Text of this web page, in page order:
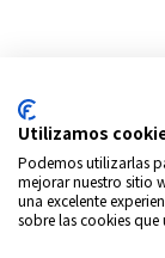
Utilizamos
Podemos utilizarlas
mejorar nuestro sitio
una excelente
sobre las cookies